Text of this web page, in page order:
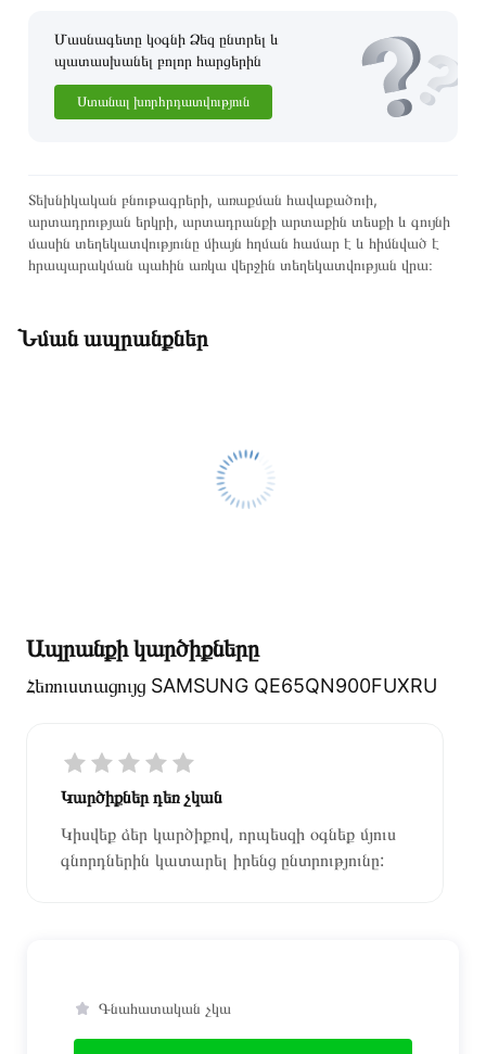
Մասնագետը կօգնի Ձեզ ընտրել և
պատասխանել բոլոր հարցերին
Ստանալ խորհրդատվություն
Տեխնիկական բնութագրերի, առաքման հավաքածուի,
արտադրության երկրի, արտադրանքի արտաքին տեսքի և գույնի
մասին տեղեկատվությունը միայն հղման համար է և հիմնված է
հրապարակման պահին առկա վերջին տեղեկատվության վրա։
Նման ապրանքներ
Ապրանքի կարծիքները
Հեռուստացույց SAMSUNG QE65QN900FUXRU
Կարծիքներ դեռ չկան
Կիսվեք ձեր կարծիքով, որպեսզի օգնեք մյուս
գնորդներին կատարել իրենց ընտրությունը:
Գնահատական չկա